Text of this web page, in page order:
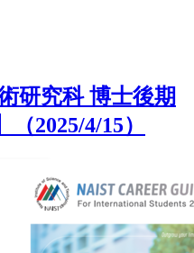
研究科 博士後期
2025/4/15）